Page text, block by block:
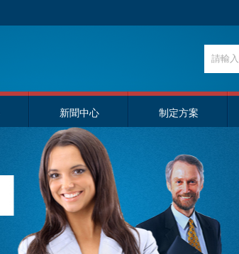
新聞中心 制定方案